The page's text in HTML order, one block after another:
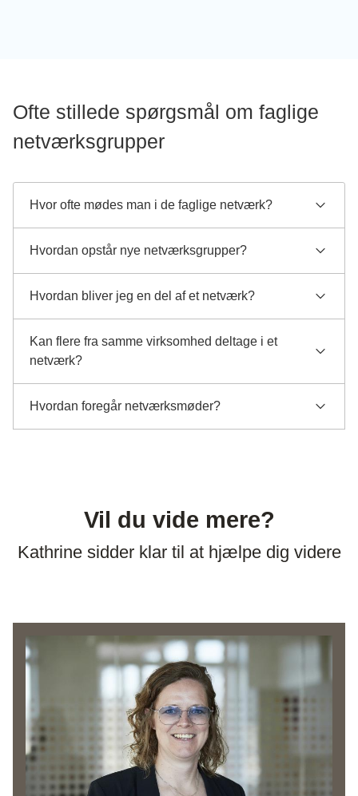
Ofte stillede spørgsmål om faglige
netværksgrupper
Hvor ofte mødes man i de faglige netværk?
Hvordan opstår nye netværksgrupper?
Hvordan bliver jeg en del af et netværk?
Kan flere fra samme virksomhed deltage i et
netværk?
Hvordan foregår netværksmøder?
Vil du vide mere?
Kathrine sidder klar til at hjælpe dig videre